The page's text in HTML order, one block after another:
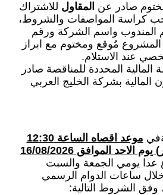
صادر عن المقاول للاشتراك
كراسة المواصفات والشروط،
واسم الشركة ورقم
المشروع مُوقع ومختوم مع ابراز
عند الاستلام.
المالية المحددة للمناقصة صادر
المالية بشركة الخليج العربي
موعد اقصاه الساعة 12:30
من منتصف نهار (ظهر) يوم الاحد الموافق 16/08/2026
عدا يومي الجمعة والسبت
ساعات الدوام الرسمي
وفق الشروط التالية: